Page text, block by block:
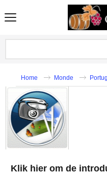
Home Monde
Klik hier om de